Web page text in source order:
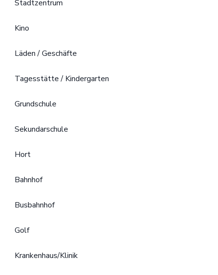
Stadtzentrum
Kino
Läden / Geschäfte
Tagesstätte / Kindergarten
Grundschule
Sekundarschule
Hort
Bahnhof
Busbahnhof
Golf
Krankenhaus/Klinik